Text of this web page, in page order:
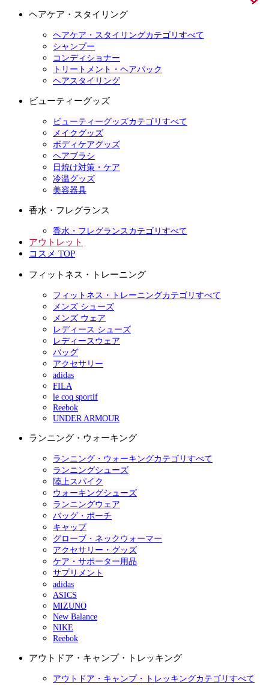
ヘアケア・スタイリング
ヘアケア・スタイリングカテゴリすべて
シャンプー
コンディショナー
トリートメント・ヘアパック
ヘアスタイリング
ビューティーグッズ
ビューティーグッズカテゴリすべて
メイクグッズ
ボディケアグッズ
ヘアブラシ
日焼け対策・ケア
冷温グッズ
美容器具
香水・フレグランス
香水・フレグランスカテゴリすべて
アウトレット
コスメ TOP
フィットネス・トレーニング
フィットネス・トレーニングカテゴリすべて
メンズ シューズ
メンズ ウェア
レディース シューズ
レディースウェア
バッグ
アクセサリー
adidas
FILA
le coq sportif
Reebok
UNDER ARMOUR
ランニング・ウォーキング
ランニング・ウォーキングカテゴリすべて
ランニングシューズ
陸上スパイク
ウォーキングシューズ
ランニングウェア
バッグ・ポーチ
キャップ
グローブ・ネックウォーマー
アクセサリー・グッズ
ケア・サポーター用品
サプリメント
adidas
ASICS
MIZUNO
New Balance
NIKE
Reebok
アウトドア・キャンプ・トレッキング
アウトドア・キャンプ・トレッキングカテゴリすべて